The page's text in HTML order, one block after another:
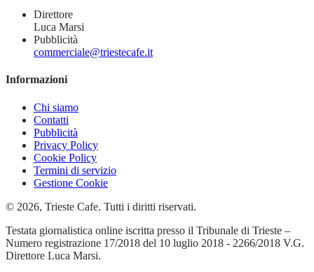
Direttore
Luca Marsi
Pubblicità
commerciale@triestecafe.it
Informazioni
Chi siamo
Contatti
Pubblicità
Privacy Policy
Cookie Policy
Termini di servizio
Gestione Cookie
© 2026, Trieste Cafe. Tutti i diritti riservati.
Testata giornalistica online iscritta presso il Tribunale di Trieste –
Numero registrazione 17/2018 del 10 luglio 2018 - 2266/2018 V.G.
Direttore Luca Marsi.